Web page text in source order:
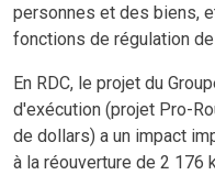
personnes et des biens,
fonctions de régulation de
En RDC, le projet du
d'exécution (projet Pro-
de dollars) a un impact
à la réouverture de 2 176